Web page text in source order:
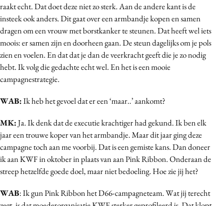
raakt echt. Dat doet deze niet zo sterk. Aan de andere kant is de
insteek ook anders. Dit gaat over een armbandje kopen en samen
dragen om een vrouw met borstkanker te steunen. Dat heeft wel iets
moois: er samen zijn en doorheen gaan. De steun dagelijks om je pols
zien en voelen. En dat dat je dan de veerkracht geeft die je zo nodig
hebt. Ik volg die gedachte echt wel. En het is een mooie
campagnestrategie.
WAB:Ik heb het gevoel dat er een ‘maar..’ aankomt?
MK:Ja. Ik denk dat de executie krachtiger had gekund. Ik ben elk
jaar een trouwe koper van het armbandje. Maar dit jaar ging deze
campagne toch aan me voorbij. Dat is een gemiste kans. Dan doneer
ik aan KWF in oktober in plaats van aan Pink Ribbon. Onderaan de
streep hetzelfde goede doel, maar niet bedoeling. Hoe zie jij het?
WAB: Ik gun Pink Ribbon het D66-campagneteam. Wat jij terecht